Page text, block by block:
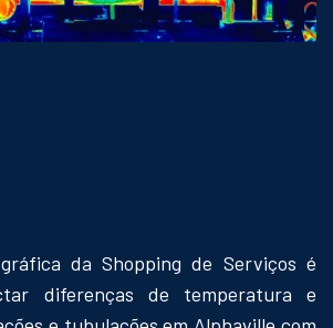
da Shopping de Serviços é
diferenças de temperatura e